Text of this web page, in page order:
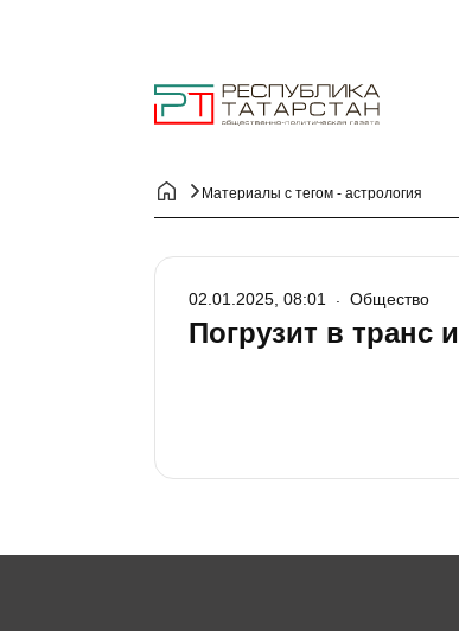
Материалы с тегом - астрология
Погрузит в транс
02.01.2025, 08:01 Общество